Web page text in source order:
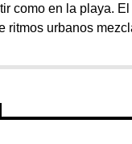
como en la playa.
ritmos urbanos